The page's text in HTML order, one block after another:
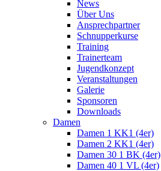
News
Über Uns
Ansprechpartner
Schnupperkurse
Training
Trainerteam
Jugendkonzept
Veranstaltungen
Galerie
Sponsoren
Downloads
Damen
Damen 1 KK1 (4er)
Damen 2 KK1 (4er)
Damen 30 1 BK (4er)
Damen 40 1 VL (4er)